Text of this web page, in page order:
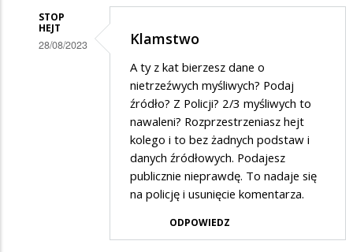
STOP
HEJT
28/08/2023 Klamstwo
A ty z kat bierzesz dane o
nietrzeźwych myśliwych? Podaj
źródło? Z Policji? 2/3 myśliwych to
nawaleni? Rozprzestrzeniasz hejt
kolego i to bez żadnych podstaw i
danych źródłowych. Podajesz
publicznie nieprawdę. To nadaje się
na policję i usunięcie komentarza.
ODPOWIEDZ